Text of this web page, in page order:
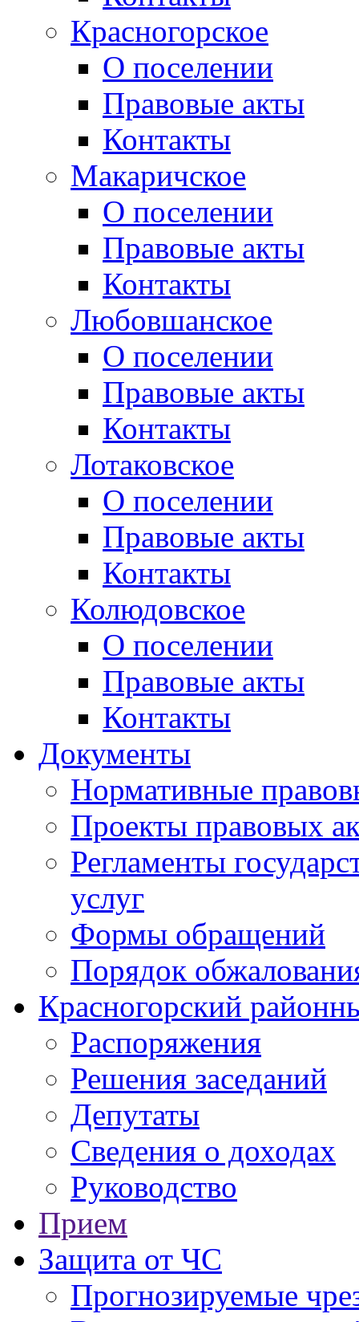
Красногорское
О поселении
Правовые акты
Контакты
Макаричское
О поселении
Правовые акты
Контакты
Любовшанское
О поселении
Правовые акты
Контакты
Лотаковское
О поселении
Правовые акты
Контакты
Колюдовское
О поселении
Правовые акты
Контакты
Документы
Нормативные
Проекты правовых
Регламенты
услуг
Формы обращений
Порядок
Красногорский
Распоряжения
Решения заседаний
Депутаты
Сведения о доходах
Руководство
Прием
Защита от ЧС
Прогнозируемые